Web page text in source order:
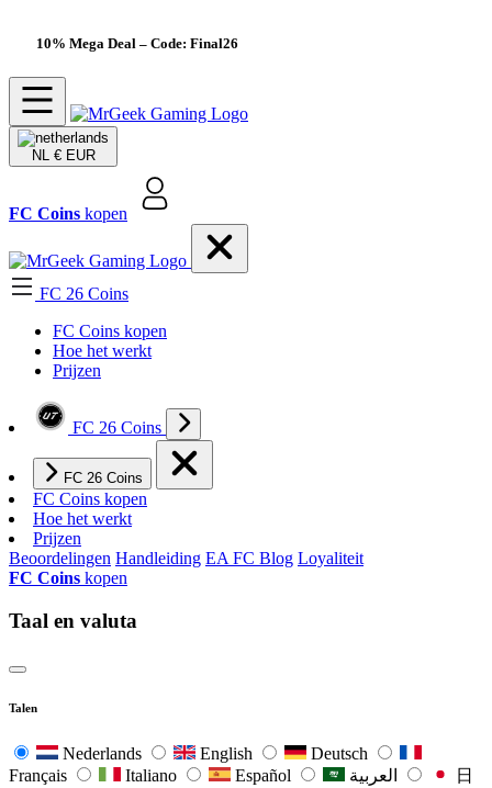
10% Mega Deal – Code: Final26
NL € EUR
FC Coins kopen
FC 26 Coins
FC Coins kopen
Hoe het werkt
Prijzen
FC 26 Coins
FC 26 Coins
FC Coins kopen
Hoe het werkt
Prijzen
Beoordelingen Handleiding EA FC Blog Loyaliteit
FC Coins kopen
Taal en valuta
Talen
Nederlands English
Deutsch
Français
Italiano Español
日